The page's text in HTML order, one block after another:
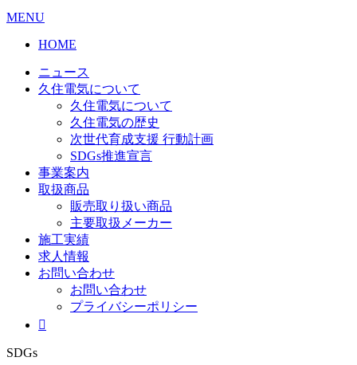
MENU
HOME
ニュース
久住電気について
久住電気について
久住電気の歴史
次世代育成支援 行動計画
SDGs推進宣言
事業案内
取扱商品
販売取り扱い商品
主要取扱メーカー
施工実績
求人情報
お問い合わせ
お問い合わせ
プライバシーポリシー

SDGs